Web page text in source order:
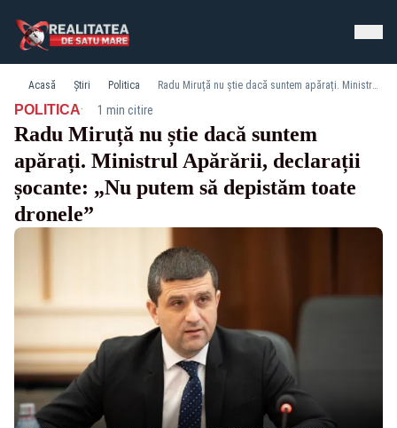
Acasă Știri Politica Radu Miruță nu știe dacă suntem apărați. Ministrul Apărării, declarații șocante: „Nu putem să depistăm toate dronele”
POLITICA· 1 min citire
Radu Miruță nu știe dacă suntem
apărați. Ministrul Apărării, declarații
șocante: „Nu putem să depistăm toate
dronele”